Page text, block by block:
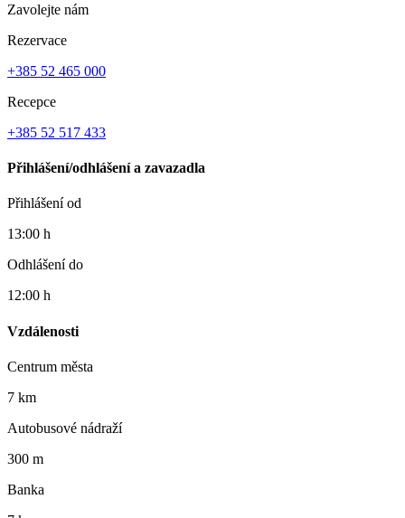
Zavolejte nám
Rezervace
+385 52 465 000
Recepce
+385 52 517 433
Přihlášení/odhlášení a zavazadla
Přihlášení od
13:00 h
Odhlášení do
12:00 h
Vzdálenosti
Centrum města
7 km
Autobusové nádraží
300 m
Banka